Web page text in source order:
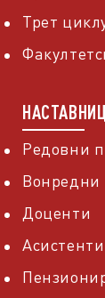
Трет
Редовни
Вонредни
Доценти
Асистенти